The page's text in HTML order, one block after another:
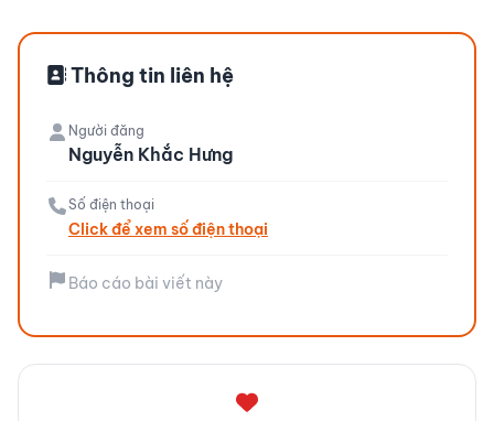
Thông tin liên hệ
Người đăng
Nguyễn Khắc Hưng
Số điện thoại
Click để xem số điện thoại
Báo cáo bài viết này